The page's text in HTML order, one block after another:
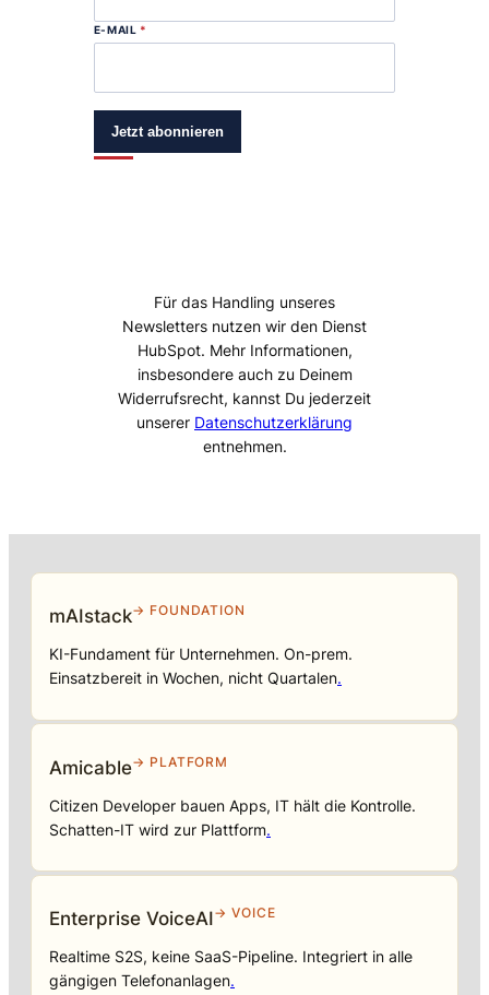
E-MAIL *
Jetzt abonnieren
Für das Handling unseres
Newsletters nutzen wir den Dienst
HubSpot. Mehr Informationen,
insbesondere auch zu Deinem
Widerrufsrecht, kannst Du jederzeit
unserer Datenschutzerklärung
entnehmen.
mAIstack→ FOUNDATION
KI-Fundament für Unternehmen. On-prem.
Einsatzbereit in Wochen, nicht Quartalen.
Amicable→ PLATFORM
Citizen Developer bauen Apps, IT hält die Kontrolle.
Schatten-IT wird zur Plattform.
Enterprise VoiceAI→ VOICE
Realtime S2S, keine SaaS-Pipeline. Integriert in alle
gängigen Telefonanlagen.